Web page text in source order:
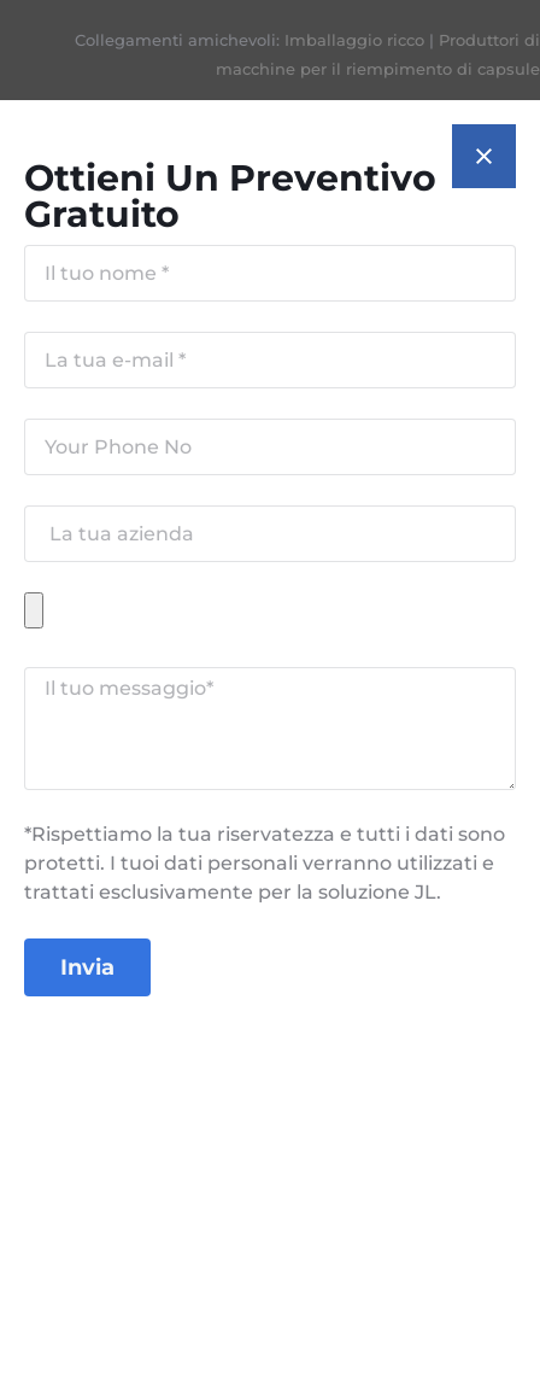
Collegamenti amichevoli: Imballaggio ricco | Produttori di
macchine per il riempimento di capsule
Ottieni Un Preventivo
Gratuito
*Rispettiamo la tua riservatezza e tutti i dati sono
protetti. I tuoi dati personali verranno utilizzati e
trattati esclusivamente per la soluzione JL.
Invia